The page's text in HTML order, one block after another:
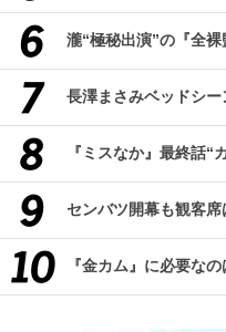
瀧“極秘出演”の『全
長澤まさみベッドシ
『ミスなか』最終話“
センバツ開幕も観客
『金カム』に必要な